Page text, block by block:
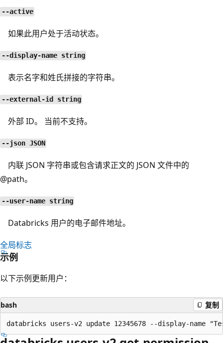
--active
如果此用户处于活动状态。
--display-name string
表示名字和姓氏拼接的字符串。
--external-id string
外部 ID。 当前不支持。
--json JSON
内联 JSON 字符串或包含请求正文的 JSON 文件中的
@path。
--user-name string
Databricks 用户的电子邮件地址。
全局标志
示例
以下示例更新用户：
bash 复制